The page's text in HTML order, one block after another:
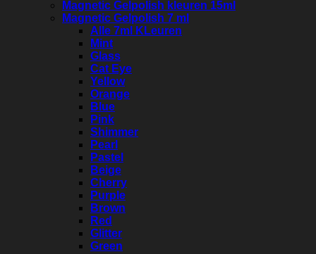
Magnetic Gelpolish kleuren 15ml
Magnetic Gelpolish 7 ml
Alle 7ml KLeuren
Mint
Glass
Cat Eye
Yellow
Orange
Blue
Pink
Shimmer
Pearl
Pastel
Beige
Cherry
Purple
Brown
Red
Glitter
Green